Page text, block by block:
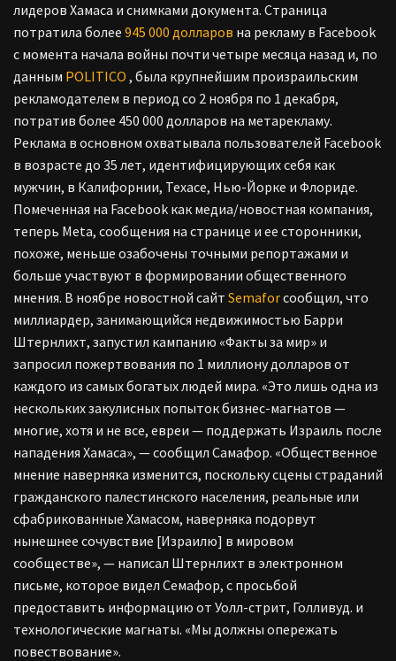
лидеров Хамаса и снимками документа. Страница
потратила более 945 000 долларов на рекламу в Facebook
с момента начала войны почти четыре месяца назад и, по
данным POLITICO , была крупнейшим произраильским
рекламодателем в период со 2 ноября по 1 декабря,
потратив более 450 000 долларов на метарекламу.
Реклама в основном охватывала пользователей Facebook
в возрасте до 35 лет, идентифицирующих себя как
мужчин, в Калифорнии, Техасе, Нью-Йорке и Флориде.
Помеченная на Facebook как медиа/новостная компания,
теперь Meta, сообщения на странице и ее сторонники,
похоже, меньше озабочены точными репортажами и
больше участвуют в формировании общественного
мнения. В ноябре новостной сайт Semaforсообщил, что
миллиардер, занимающийся недвижимостью Барри
Штернлихт, запустил кампанию «Факты за мир» и
запросил пожертвования по 1 миллиону долларов от
каждого из самых богатых людей мира. «Это лишь одна из
нескольких закулисных попыток бизнес-магнатов —
многие, хотя и не все, евреи — поддержать Израиль после
нападения Хамаса», — сообщил Самафор. «Общественное
мнение наверняка изменится, поскольку сцены страданий
гражданского палестинского населения, реальные или
сфабрикованные Хамасом, наверняка подорвут
нынешнее сочувствие [Израилю] в мировом
сообществе», — написал Штернлихт в электронном
письме, которое видел Семафор, с просьбой
предоставить информацию от Уолл-стрит, Голливуд. и
технологические магнаты. «Мы должны опережать
повествование».